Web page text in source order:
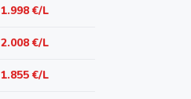
1.998 €/L
2.008 €/L
1.855 €/L